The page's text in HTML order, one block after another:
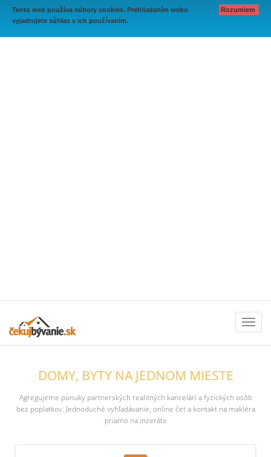
Tento web používa súbory cookies. Prehliadaním webu
vyjadrujete súhlas s ich používaním.
Rozumiem
DOMY, BYTY NA JEDNOM MIESTE
Agregujeme ponuky partnerských realitných kancelárí a fyzických osôb
bez poplatkov. Jednoduché vyhľadávanie, online čet a kontakt na makléra
priamo na inzeráte